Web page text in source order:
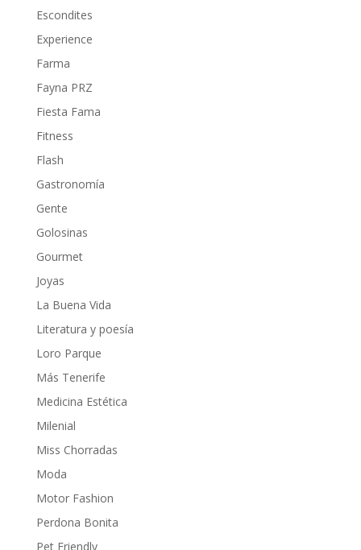
Escondites
Experience
Farma
Fayna PRZ
Fiesta Fama
Fitness
Flash
Gastronomía
Gente
Golosinas
Gourmet
Joyas
La Buena Vida
Literatura y poesía
Loro Parque
Más Tenerife
Medicina Estética
Milenial
Miss Chorradas
Moda
Motor Fashion
Perdona Bonita
Pet Friendly